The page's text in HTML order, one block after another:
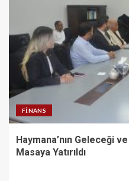
FINANS
Haymana’nın Geleceği
Masaya Yatırıldı